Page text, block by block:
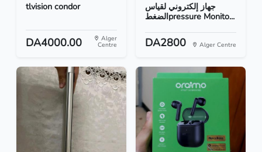
tlvision condor
DA4000.00 Alger
Centre
جهاز إلكتروني لقياس
الضغطpressure Monito...
DA2800 Alger Centre